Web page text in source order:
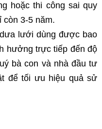
hoặc thi công sai quy
còn 3-5 năm.
lưới dùng được bao
hưởng trực tiếp đến độ
bà con và nhà đầu tư
để tối ưu hiệu quả sử